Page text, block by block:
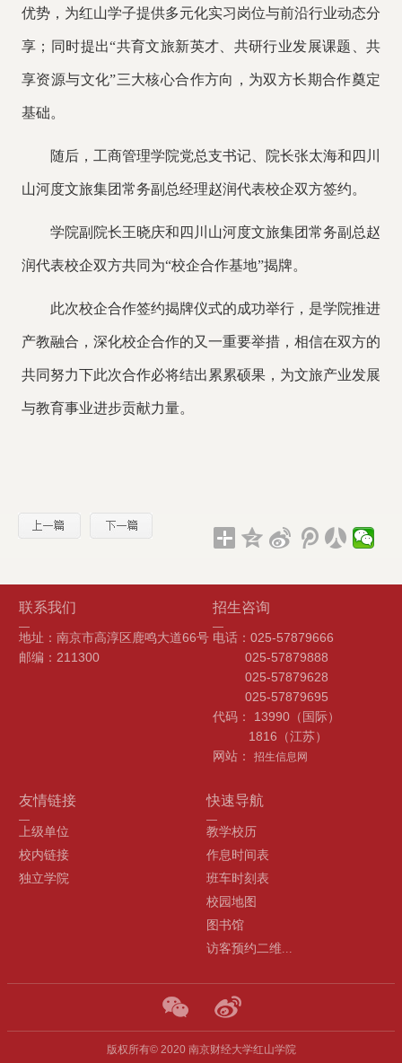
优势，为红山学子提供多元化实习岗位与前沿行业动态分
享；同时提出“共育文旅新英才、共研行业发展课题、共
享资源与文化”三大核心合作方向，为双方长期合作奠定
基础。
随后，工商管理学院党总支书记、院长张太海和四川
山河度文旅集团常务副总经理赵润代表校企双方签约。
学院副院长王晓庆和四川山河度文旅集团常务副总赵
润代表校企双方共同为“校企合作基地”揭牌。
此次校企合作签约揭牌仪式的成功举行，是学院推进
产教融合，深化校企合作的又一重要举措，相信在双方的
共同努力下此次合作必将结出累累硕果，为文旅产业发展
与教育事业进步贡献力量。
联系我们
地址：南京市高淳区鹿鸣大道66号
邮编：211300
招生咨询
电话：025-57879666
025-57879888
025-57879628
025-57879695
代码： 13990（国际）
1816（江苏）
网站： 招生信息网
友情链接
上级单位
校内链接
独立学院
快速导航
教学校历
作息时间表
班车时刻表
校园地图
图书馆
访客预约二维...
版权所有© 2020 南京财经大学红山学院